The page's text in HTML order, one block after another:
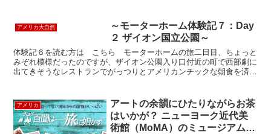
アメリカ大自然
～モーターホーム体験記７：Day
２ ザイオン国立公園～
体験記６を読む方は こちら モーターホームの旅二日目、ちょっと
みぞれ模様だったのですが、ザイオン公園入り口付近の町で西部劇に
出てきそうなレストランでがっつりとアメリカンチックな朝食を済ま
アメリカ
アートの余韻にひたりながらお茶
はいかが？ ニューヨーク近代美
術館（MoMA）のミュージアムカ